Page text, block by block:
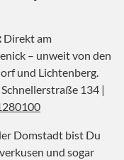
Direkt am
– unweit von den
und Lichtenberg.
134 |
Domstadt bist Du
und sogar